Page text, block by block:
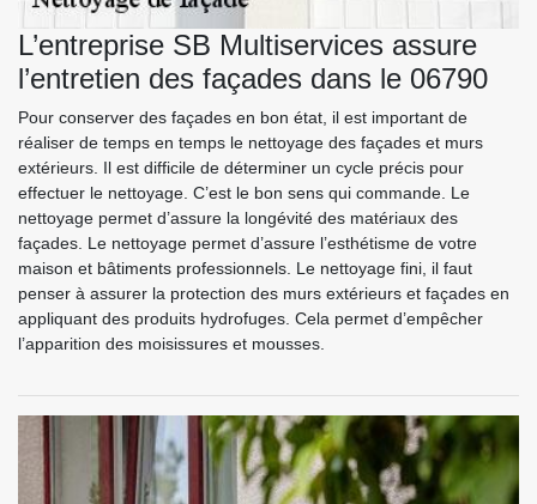
L’entreprise SB Multiservices assure
l’entretien des façades dans le 06790
Pour conserver des façades en bon état, il est important de
réaliser de temps en temps le nettoyage des façades et murs
extérieurs. Il est difficile de déterminer un cycle précis pour
effectuer le nettoyage. C’est le bon sens qui commande. Le
nettoyage permet d’assure la longévité des matériaux des
façades. Le nettoyage permet d’assure l’esthétisme de votre
maison et bâtiments professionnels. Le nettoyage fini, il faut
penser à assurer la protection des murs extérieurs et façades en
appliquant des produits hydrofuges. Cela permet d’empêcher
l’apparition des moisissures et mousses.